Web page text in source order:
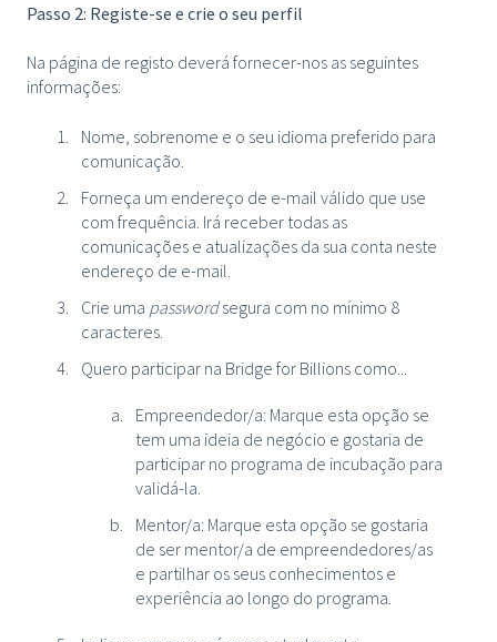
Passo 2: Registe-se e crie o seu perfil
Na página de registo deverá fornecer-nos as seguintes
informações:
Nome, sobrenome e o seu idioma preferido para
comunicação.
Forneça um endereço de e-mail válido que use
com frequência. Irá receber todas as
comunicações e atualizações da sua conta neste
endereço de e-mail.
Crie uma passwordsegura com no mínimo 8
caracteres.
Quero participar na Bridge for Billions como...
Empreendedor/a: Marque esta opção se
tem uma ideia de negócio e gostaria de
participar no programa de incubação para
validá-la.
Mentor/a: Marque esta opção se gostaria
de ser mentor/a de empreendedores/as
e partilhar os seus conhecimentos e
experiência ao longo do programa.